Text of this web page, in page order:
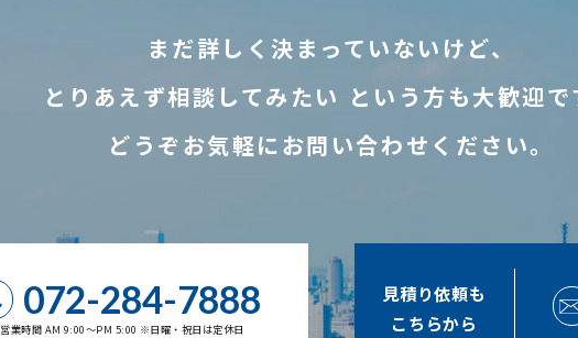
まだ詳しく決まっていないけど、
とりあえず相談してみたい という方も大歓迎で
どうぞお気軽にお問い合わせください。
072-284-7888
営業時間 AM 9:00～PM 5:00 ※日曜・祝日は定休日
見積り依頼も
こちらから